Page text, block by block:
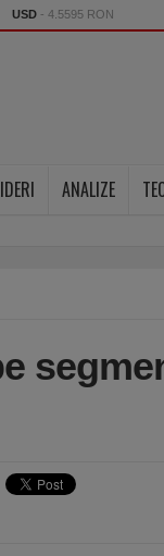
USD - 4.5595 RON
ANALIZE